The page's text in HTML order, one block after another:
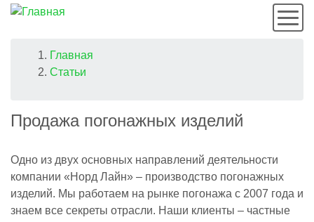
Строка
навигации
Главная
Статьи
Продажа погонажных изделий
Одно из двух основных направлений деятельности
компании «Норд Лайн» – производство погонажных
изделий. Мы работаем на рынке погонажа с 2007 года и
знаем все секреты отрасли. Наши клиенты – частные